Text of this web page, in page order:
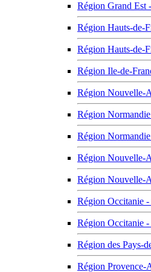
Région Grand Est
Région Hauts-de-
Région Hauts-de-
Région Ile-de-
Région Nouvelle-
Région
Région
Région Nouvelle-
Région Nouvelle-
Région Occitanie
Région Occitanie
Région des Pays-
Région Provence-